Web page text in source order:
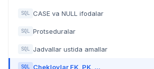
SQL CASE va NULL ifodalar
SQL Protseduralar
SQL Jadvallar ustida amallar
SQL Cheklovlar FK, PK, ...